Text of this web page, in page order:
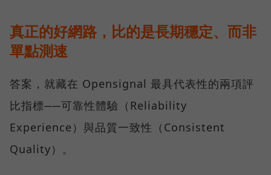
真正的好網路，比的是長期穩定、而非
單點測速
答案，就藏在 Opensignal 最具代表性的兩項評
比指標──可靠性體驗（Reliability
Experience）與品質一致性（Consistent
Quality）。